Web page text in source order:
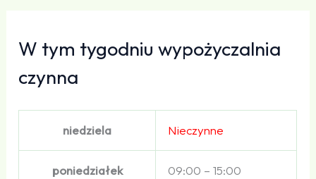
W tym tygodniu wypożyczalnia
czynna
niedziela Nieczynne
poniedziałek 09:00 – 15:00